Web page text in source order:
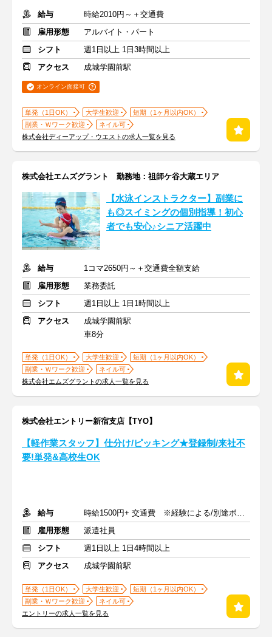
給与
時給2010円～＋交通費
雇用形態
アルバイト・パート
シフト
週1日以上 1日3時間以上
アクセス
成城学園前駅
オンライン面接可
単発（1日OK） 大学生歓迎
短期（1ヶ月以内OK）
副業・Ｗワーク歓迎
ネイル可
株式会社ディーアップ・ウエストの求人一覧を見る
株式会社エムズグラント 勤務地：祖師ケ谷大蔵エリア
【水泳インストラクター】副業に
も◎スイミングの個別指導！初心
者でも安心♪シニア活躍中
給与
1コマ2650円～＋交通費全額支給
雇用形態
業務委託
シフト
週1日以上 1日1時間以上
アクセス
成城学園前駅
車8分
単発（1日OK） 大学生歓迎
短期（1ヶ月以内OK）
副業・Ｗワーク歓迎
ネイル可
株式会社エムズグラントの求人一覧を見る
株式会社エントリー新宿支店【TYO】
【軽作業スタッフ】仕分け/ピッキング★登録制/来社不
要!単発&高校生OK
給与
時給1500円+ 交通費 ※経験による/別途ボーナス支給あり
雇用形態
派遣社員
シフト
週1日以上 1日4時間以上
アクセス
成城学園前駅
単発（1日OK） 大学生歓迎
短期（1ヶ月以内OK）
副業・Ｗワーク歓迎
ネイル可
エントリーの求人一覧を見る